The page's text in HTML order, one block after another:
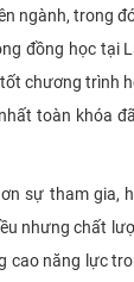
ngành, trong
đồng học tại
chương trình
toàn khóa
sự tham gia,
nhưng chất
cao năng lực